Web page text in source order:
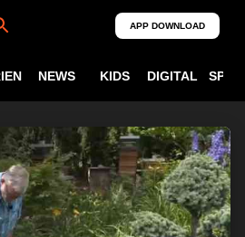
APP DOWNLOAD
NEWS KIDS DIGITAL